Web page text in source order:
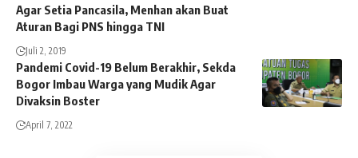
Agar Setia Pancasila, Menhan akan Buat
Aturan Bagi PNS hingga TNI
Juli 2, 2019
Pandemi Covid-19 Belum Berakhir, Sekda
Bogor Imbau Warga yang Mudik Agar
Divaksin Boster
April 7, 2022